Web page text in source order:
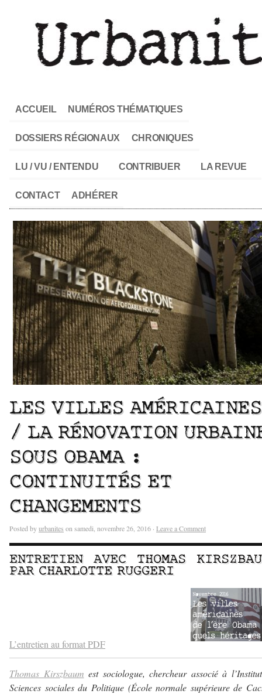
ACCUEIL NUMÉROS THÉMATIQUES
DOSSIERS RÉGIONAUX CHRONIQUES
LU / VU / ENTENDU CONTRIBUER LA REVUE
CONTACT ADHÉRER
LES VILLES AMÉRICAINES
/ LA RÉNOVATION
SOUS OBAMA :
CONTINUITÉS ET
CHANGEMENTS
Posted byurbanites on samedi, novembre 26, 2016 · Leave a Comment
ENTRETIEN AVEC THOMAS
PAR CHARLOTTE RUGGERI
L’entretien au format PDF
Thomas Kirszbaum est sociologue, chercheur associé à
Sciences sociales du Politique (École normale supérieure de